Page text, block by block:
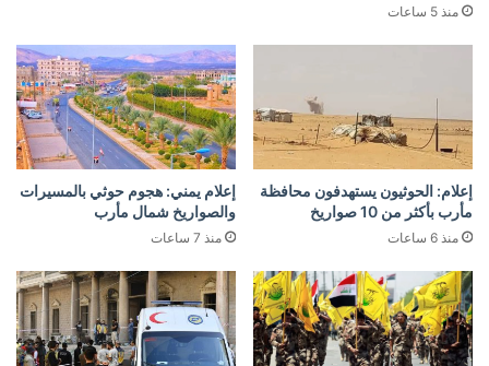
منذ 5 ساعات
إعلام: الحوثيون يستهدفون محافظة
مأرب بأكثر من 10 صواريخ
منذ 6 ساعات
إعلام يمني: هجوم حوثي بالمسيرات
والصواريخ شمال مأرب
منذ 7 ساعات